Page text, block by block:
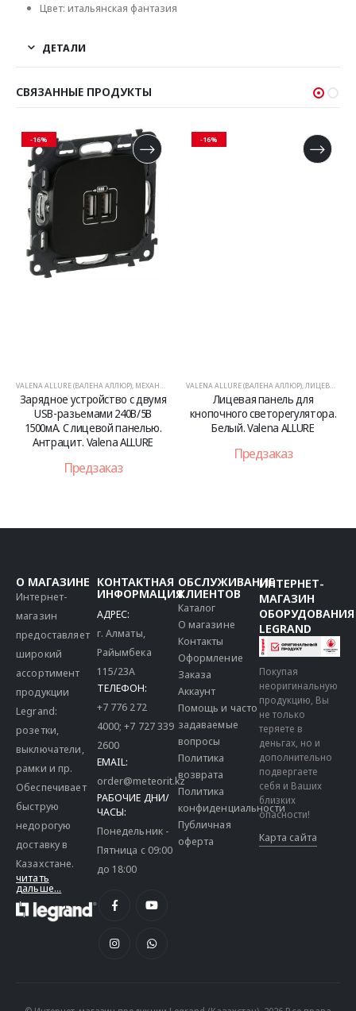
Цвет: итальянская фантазия
ДЕТАЛИ
СВЯЗАННЫЕ ПРОДУКТЫ
-16%
VALENA ALLURE (ВАЛЕНА АЛЛЮР), МЕХАНИЗМЫ
Зарядное устройство с двумя
USB-разьемами 240В/5В
1500мА. С лицевой панелью.
Антрацит. Valena ALLURE
Предзаказ
-16%
VALENA ALLURE (ВАЛЕНА АЛЛЮР),ЛИЦЕВЫЕ ПАНЕЛИ
Лицевая панель для
кнопочного светорегулятора.
Белый. Valena ALLURE
Предзаказ
О МАГАЗИНЕ
Интернет-
магазин
предоставляет
широкий
ассортимент
продукции
Legrand:
розетки,
выключатели,
рамки и пр.
Обеспечивает
быструю
недорогую
доставку в
Казахстане.
читать
дальше...
КОНТАКТНАЯ
ИНФОРМАЦИЯ
АДРЕС:
г. Алматы,
Райымбека
115/23A
ТЕЛЕФОН:
+7 776 272
4000;+7 727 339
2600
EMAIL:
order@meteorit.kz
РАБОЧИЕ ДНИ/
ЧАСЫ:
Понедельник -
Пятница с 09:00
до 18:00
ОБСЛУЖИВАНИЕ
КЛИЕНТОВ
Каталог
О магазине
Контакты
Оформление
Заказа
Аккаунт
Помощь и часто
задаваемые
вопросы
Политика
возврата
Политика
конфиденциальности
Публичная
оферта
ИНТЕРНЕТ-
МАГАЗИН
ОБОРУДОВАНИЯ
LEGRAND
Покупая
неоригинальную
продукцию, Вы
не только
теряете в
деньгах, но и
дополнительно
подвергаете
себя и Ваших
близких
опасности!
Карта сайта